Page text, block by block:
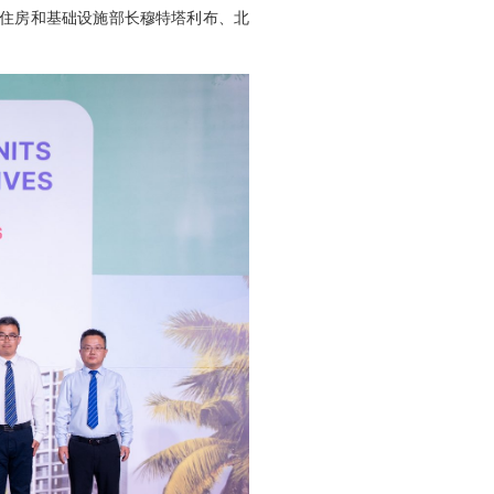
房和基础设施部长穆特塔利布、北